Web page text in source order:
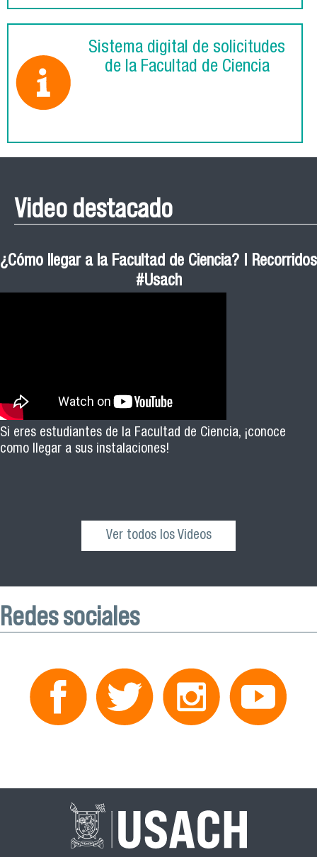
Sistema digital de solicitudes
de la Facultad de Ciencia
Video destacado
¿Cómo llegar a la Facultad de Ciencia? | Recorridos
#Usach
Si eres estudiantes de la Facultad de Ciencia, ¡conoce
como llegar a sus instalaciones!
Ver todos los Videos
Redes sociales